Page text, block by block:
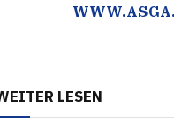
LESEN